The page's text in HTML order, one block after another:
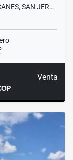
SAN JER…
Venta